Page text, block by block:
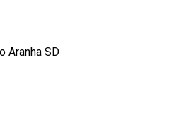
Aranha SD